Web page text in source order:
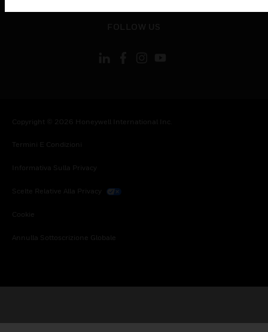
Copyright © 2026 Honeywell International Inc.
Termini E Condizioni
Informativa Sulla Privacy
Scelte Relative Alla Privacy
Cookie
Annulla Sottoscrizione Globale